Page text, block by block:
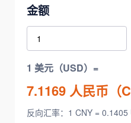
金额
1 美元（USD）=
7.1169 人民币（
反向汇率：1 CNY = 0.1405